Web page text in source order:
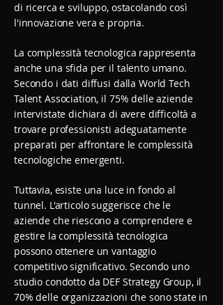
di ricerca e sviluppo, ostacolando così
l'innovazione vera e propria.
La complessità tecnologica rappresenta
anche una sfida per il talento umano.
Secondo i dati diffusi dalla World Tech
Talent Association, il 75% delle aziende
intervistate dichiara di avere difficoltà a
trovare professionisti adeguatamente
preparati per affrontare le complessità
tecnologiche emergenti.
Tuttavia, esiste una luce in fondo al
tunnel. L'articolo suggerisce che le
aziende che riescono a comprendere e
gestire la complessità tecnologica
possono ottenere un vantaggio
competitivo significativo. Secondo uno
studio condotto da DEF Strategy Group, il
70% delle organizzazioni che sono state in